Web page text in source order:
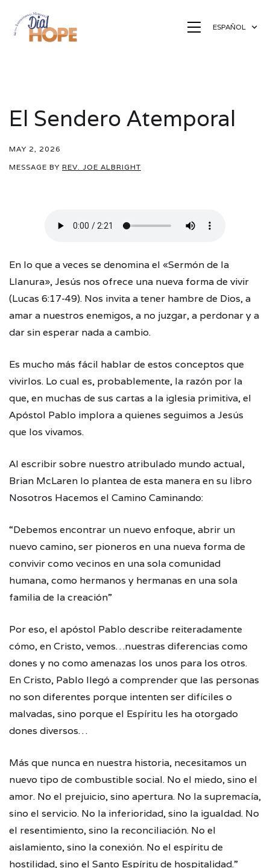
ESPAÑOL
El Sendero Atemporal
MAY 2, 2026
MESSAGE BY REV. JOE ALBRIGHT
En lo que a veces se denomina el «Sermón de la
Llanura», Jesús nos ofrece una nueva forma de vivir
(Lucas 6:17-49). Nos invita a tener hambre de Dios, a
amar a nuestros enemigos, a no juzgar, a perdonar y a
dar sin esperar nada a cambio.
Es mucho más fácil hablar de estos conceptos que
vivirlos. Lo cual es, probablemente, la razón por la
que, en muchas de sus cartas a la iglesia primitiva, el
Apóstol Pablo implora a quienes seguimos a Jesús
que los vivamos.
Al escribir sobre nuestro atribulado mundo actual,
Brian McLaren lo plantea de esta manera en su libro
Nosotros Hacemos el Camino Caminando:
“Debemos encontrar un nuevo enfoque, abrir un
nuevo camino, ser pioneros en una nueva forma de
convivir como vecinos en una sola comunidad
humana, como hermanos y hermanas en una sola
familia de la creación”
Por eso, el apóstol Pablo describe reiteradamente
cómo, en Cristo, vemos…nuestras diferencias como
dones y no como amenazas los unos para los otros.
En Cristo, Pablo llegó a comprender que las personas
no son diferentes porque intenten ser difíciles o
malvadas, sino porque el Espíritu les ha otorgado
dones diversos…
Más que nunca en nuestra historia, necesitamos un
nuevo tipo de combustible social. No el miedo, sino el
amor. No el prejuicio, sino apertura. No la supremacía,
sino el servicio. No la inferioridad, sino la igualdad. No
el resentimiento, sino la reconciliación. No el
aislamiento, sino la conexión. No el espíritu de
hostilidad, sino el Santo Espíritu de hospitalidad.”